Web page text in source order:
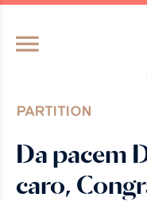
PARTITION
Da pacem
caro,